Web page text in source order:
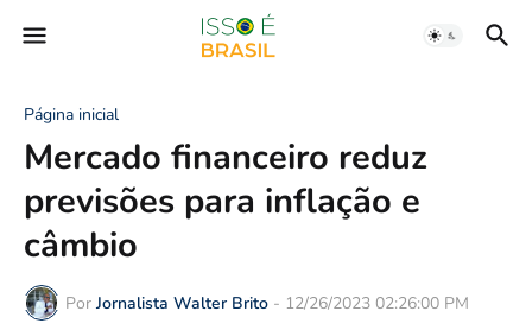
Página inicial
Mercado financeiro reduz
previsões para inflação e
câmbio
Por Jornalista Walter Brito - 12/26/2023 02:26:00 PM